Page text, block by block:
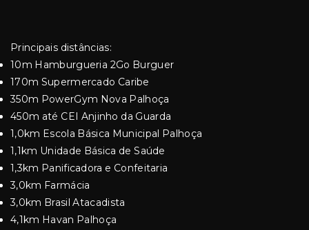
Principais distâncias:
10m Hamburgueria 2Go Burguer
170m Supermercado Caribe
350m PowerGym Nova Palhoça
450m até CEI Anjinho da Guarda
1,0km Escola Básica Municipal Palhoça
1,1km Unidade Básica de Saúde
1,3km Panificadora e Confeitaria
3,0km Farmácia
3,0km Brasil Atacadista
4,1km Havan Palhoça